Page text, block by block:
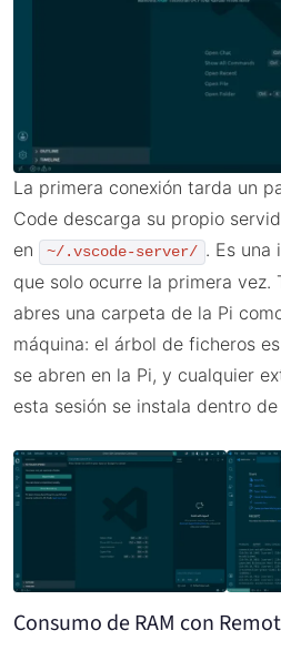
La primera conexión tarda un
Code descarga su propio
en
~/.vscode-server/ . Es una
que solo ocurre la primera vez.
abres una carpeta de la Pi
máquina: el árbol de ficheros
se abren en la Pi, y cualquier
esta sesión se instala dentro
Consumo de RAM con